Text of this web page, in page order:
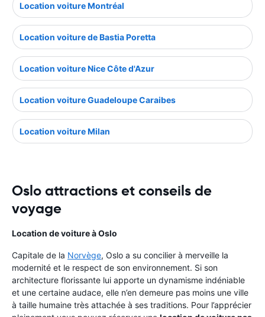
Location voiture Montréal
Location voiture de Bastia Poretta
Location voiture Nice Côte d'Azur
Location voiture Guadeloupe Caraibes
Location voiture Milan
Oslo attractions et conseils de
voyage
Location de voiture à Oslo
Capitale de la Norvège, Oslo a su concilier à merveille la
modernité et le respect de son environnement. Si son
architecture florissante lui apporte un dynamisme indéniable
et une certaine audace, elle n’en demeure pas moins une ville
à taille humaine très attachée à ses traditions. Pour l’apprécier